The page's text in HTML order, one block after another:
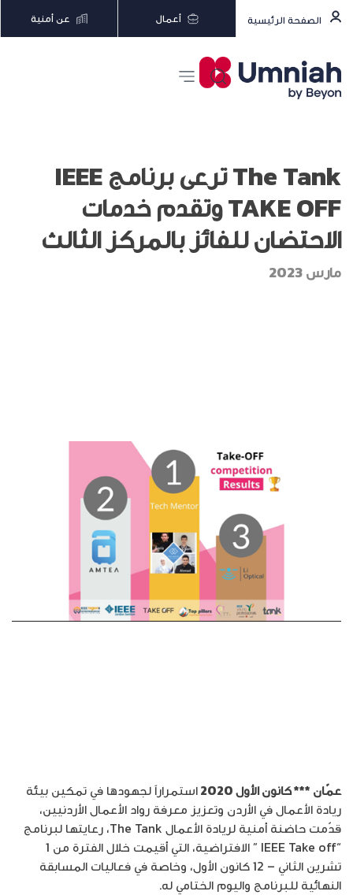
الصفحة الرئيسية أعمال عن أمنية
The Tank ترعى برنامج IEEE
TAKE OFF وتقدم خدمات
الاحتضان للفائز بالمركز الثالث
مارس 2023
عمّان *** كانون الأول 2020
استمراراً لجهودها في تمكين بيئة
ريادة الأعمال في الأردن وتعزيز معرفة رواد الأعمال الأردنيين،
قدّمت حاضنة أمنية لريادة الأعمال The Tank، رعايتها لبرنامج
“IEEE Take off ” الافتراضية، التي أقيمت خلال الفترة من 1
تشرين الثاني – 12 كانون الأول، وخاصة في فعاليات المسابقة
النهائية للبرنامج واليوم الختامي له.